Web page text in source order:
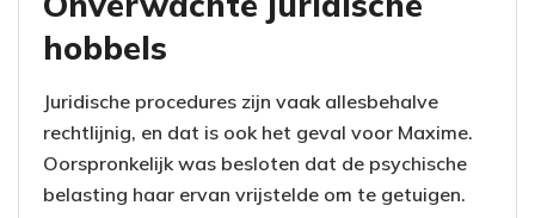
hobbels
Juridische procedures zijn vaak allesbehalve
rechtlijnig, en dat is ook het geval voor Maxime.
Oorspronkelijk was besloten dat de psychische
belasting haar ervan vrijstelde om te getuigen.